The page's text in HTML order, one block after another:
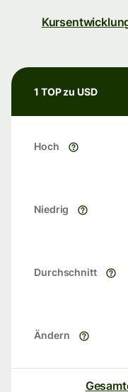
1 TOP zu USD
Hoch
Niedrig
Durchschnitt
Ändern